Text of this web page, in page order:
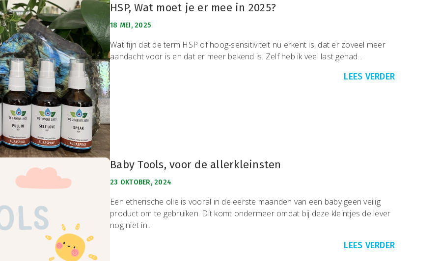
HSP, Wat moet je er mee in 2025?
18 MEI, 2025
Wat fijn dat de term HSP of hoog-sensitiviteit nu erkent is, dat er zoveel meer
aandacht voor is en dat er meer bekend is. Zelf heb ik veel last gehad...
LEES VERDER
Baby Tools, voor de allerkleinsten
23 OKTOBER, 2024
Een etherische olie is vooral in de eerste maanden van een baby geen veilig
product om te gebruiken. Dit komt ondermeer omdat bij deze kleintjes de lever
nog niet in...
LEES VERDER